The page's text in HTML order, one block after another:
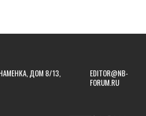
ДОМ 8/13,
EDITOR@NB-
FORUM.RU